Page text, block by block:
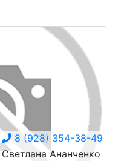
8 (928) 354-38-49
Светлана Ананченко